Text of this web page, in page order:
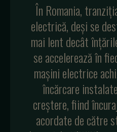
În Romania,
electrică, deși se
mai lent decât
se accelerează în
mașini electrice
încărcare
creștere, fiind
acordate de către